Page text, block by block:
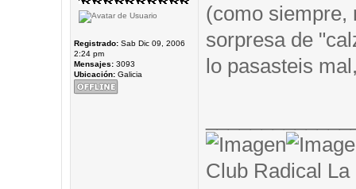
Registrado:Sab Dic 09, 2006
2:24 pm
Mensajes:3093
Ubicación:Galicia
(como
sorpresa de
lo pasasteis
Club Radical La